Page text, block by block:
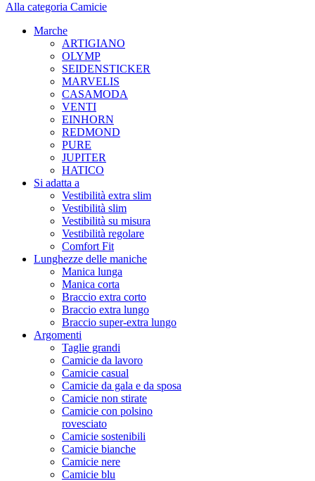
Alla categoria Camicie
Marche
ARTIGIANO
OLYMP
SEIDENSTICKER
MARVELIS
CASAMODA
VENTI
EINHORN
REDMOND
PURE
JUPITER
HATICO
Si adatta a
Vestibilità extra slim
Vestibilità slim
Vestibilità su misura
Vestibilità regolare
Comfort Fit
Lunghezze delle maniche
Manica lunga
Manica corta
Braccio extra corto
Braccio extra lungo
Braccio super-extra lungo
Argomenti
Taglie grandi
Camicie da lavoro
Camicie casual
Camicie da gala e da sposa
Camicie non stirate
Camicie con polsino
rovesciato
Camicie sostenibili
Camicie bianche
Camicie nere
Camicie blu